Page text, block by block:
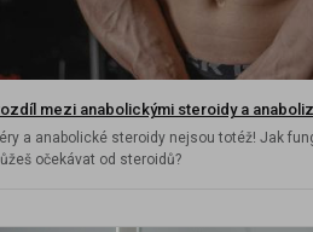
mezi anabolickými steroidy a
a anabolické steroidy nejsou totéž! Jak
očekávat od steroidů?